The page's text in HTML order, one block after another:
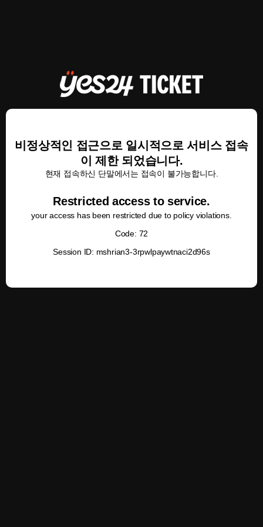
비정상적인 접근으로 일시적으로 서비스 접속
이 제한 되었습니다.
현재 접속하신 단말에서는 접속이 불가능합니다.
Restricted access to service.
your access has been restricted due to policy violations.
Code: 72
Session ID: mshrian3-3rpwlpaywtnaci2d96s